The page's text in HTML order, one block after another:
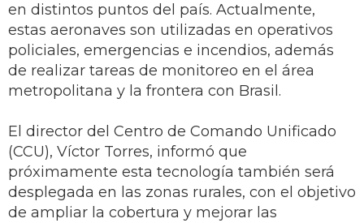
en distintos puntos del país. Actualmente,
estas aeronaves son utilizadas en operativos
policiales, emergencias e incendios, además
de realizar tareas de monitoreo en el área
metropolitana y la frontera con Brasil.
El director del Centro de Comando Unificado
(CCU), Víctor Torres, informó que
próximamente esta tecnología también será
desplegada en las zonas rurales, con el objetivo
de ampliar la cobertura y mejorar las